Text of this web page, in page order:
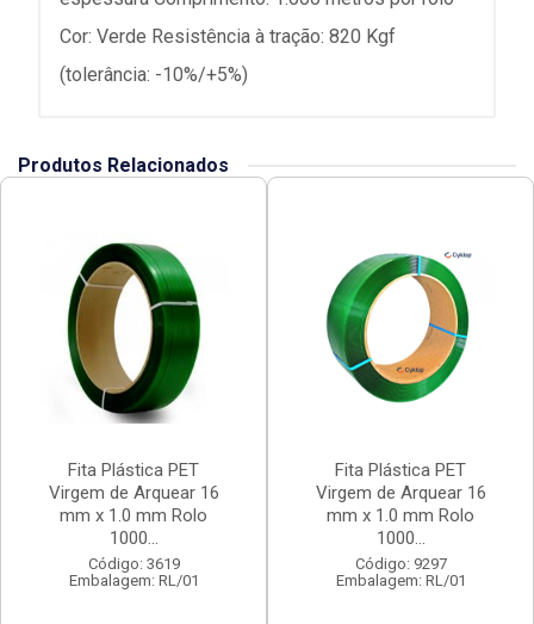
Cor: Verde Resistência à tração: 820 Kgf
(tolerância: -10%/+5%)
Produtos Relacionados
Fita Plástica PET
Virgem de Arquear 16
mm x 1.0 mm Rolo
1000...
Código: 3619
Embalagem: RL/01
Fita Plástica PET
Virgem de Arquear 16
mm x 1.0 mm Rolo
1000...
Código: 9297
Embalagem: RL/01